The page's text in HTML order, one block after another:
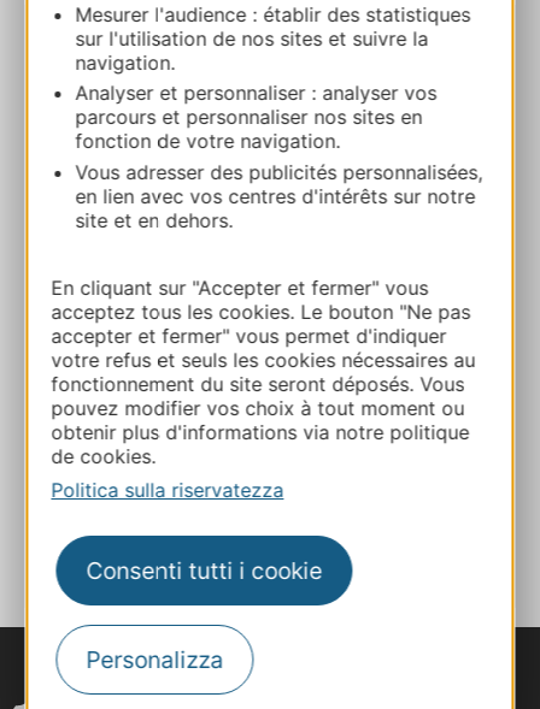
Mesurer l'audience : établir des statistiques
sur l'utilisation de nos sites et suivre la
navigation.
Analyser et personnaliser : analyser vos
parcours et personnaliser nos sites en
fonction de votre navigation.
Vous adresser des publicités personnalisées,
en lien avec vos centres d'intérêts sur notre
site et en dehors.
En cliquant sur "Accepter et fermer" vous
acceptez tous les cookies. Le bouton "Ne pas
accepter et fermer" vous permet d'indiquer
votre refus et seuls les cookies nécessaires au
fonctionnement du site seront déposés. Vous
pouvez modifier vos choix à tout moment ou
obtenir plus d'informations via notre politique
de cookies.
Politica sulla riservatezza
Consenti tutti i cookie
Personalizza
Camping municipal de Brommat
5 rue du lavoir 12600 BROMMAT
Calcola il tuo percorso
+33565660096
+33672088372
E-mail
Sito web
AL TACCUINO